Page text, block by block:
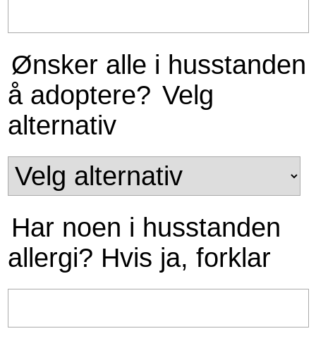
Ønsker alle i husstanden
å adoptere? Velg
alternativ
Har noen i husstanden
allergi? Hvis ja, forklar